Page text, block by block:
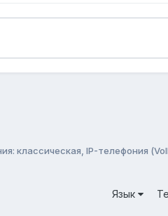
классическая, IP-телефония
Язык